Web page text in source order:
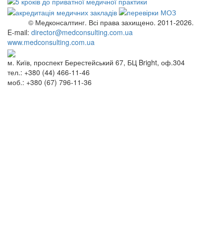
© Медконсалтинг. Всі права захищено. 2011-2026.
E-mail: director@medconsulting.com.ua
www.medconsulting.com.ua
м. Київ, проспект Берестейський 67, БЦ Bright, оф.304
тел.: +380 (44) 466-11-46
моб.: +380 (67) 796-11-36